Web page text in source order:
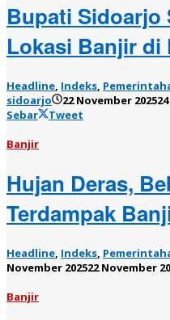
Bupati Sidoarjo
Lokasi Banjir di
Headline, Indeks,
sidoarjo
22 November 2025
Sebar
Tweet
Banjir
Hujan Deras,
Terdampak
Headline, Indeks,
November 202522 November
Banjir